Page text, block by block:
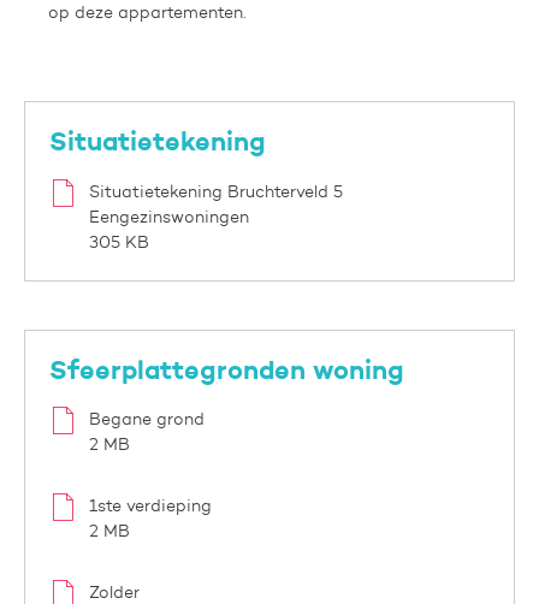
op deze appartementen.
Situatietekening
Situatietekening Bruchterveld 5
Eengezinswoningen
305 KB
Sfeerplattegronden woning
Begane grond
2 MB
1ste verdieping
2 MB
Zolder